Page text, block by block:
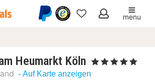
Meine
menu
Heumarkt Köln , 5 Sterne
- Auf Karte anzeigen